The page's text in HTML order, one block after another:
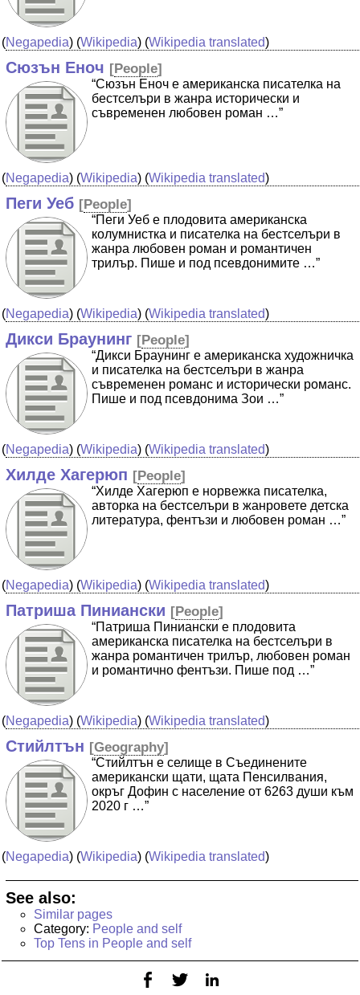
(Negapedia) (Wikipedia) (Wikipedia translated)
Сюзън Еноч [People]
“Сюзън Еноч е американска писателка на
бестселъри в жанра исторически и
съвременен любовен роман …”
(Negapedia) (Wikipedia) (Wikipedia translated)
Пеги Уеб [People]
“Пеги Уеб е плодовита американска
колумнистка и писателка на бестселъри в
жанра любовен роман и романтичен
трилър. Пише и под псевдонимите …”
(Negapedia) (Wikipedia) (Wikipedia translated)
Дикси Браунинг [People]
“Дикси Браунинг е американска художничка
и писателка на бестселъри в жанра
съвременен романс и исторически романс.
Пише и под псевдонима Зои …”
(Negapedia) (Wikipedia) (Wikipedia translated)
Хилде Хагерюп [People]
“Хилде Хагерюп е норвежка писателка,
авторка на бестселъри в жанровете детска
литература, фентъзи и любовен роман …”
(Negapedia) (Wikipedia) (Wikipedia translated)
Патриша Пиниански [People]
“Патриша Пиниански е плодовита
американска писателка на бестселъри в
жанра романтичен трилър, любовен роман
и романтично фентъзи. Пише под …”
(Negapedia) (Wikipedia) (Wikipedia translated)
Стийлтън [Geography]
“Стийлтън е селище в Съединените
американски щати, щата Пенсилвания,
окръг Дофин с население от 6263 души към
2020 г …”
(Negapedia) (Wikipedia) (Wikipedia translated)
See also:
Similar pages
Category: People and self
Top Tens in People and self